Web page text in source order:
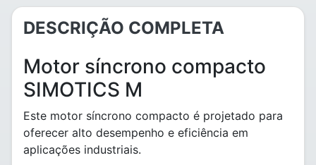
DESCRIÇÃO COMPLETA
Motor síncrono compacto
SIMOTICS M
Este motor síncrono compacto é projetado para
oferecer alto desempenho e eficiência em
aplicações industriais.